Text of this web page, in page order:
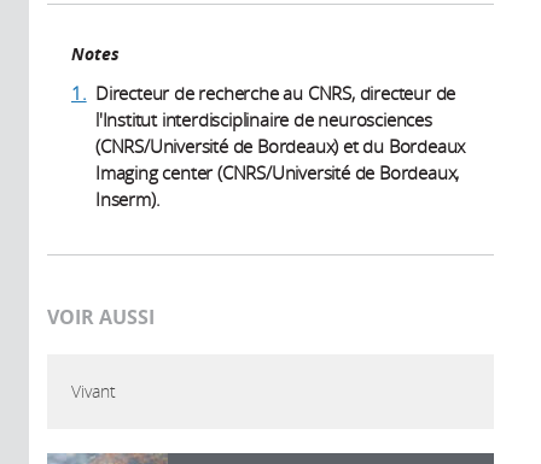
Notes
1. Directeur de recherche au CNRS, directeur de
l'Institut interdisciplinaire de neurosciences
(CNRS/Université de Bordeaux) et du Bordeaux
Imaging center (CNRS/Université de Bordeaux,
Inserm).
VOIR AUSSI
Vivant